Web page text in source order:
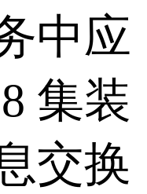
中应
集装
交换